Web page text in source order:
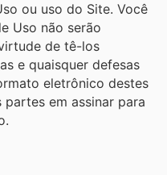
ou uso do Site. Você
Uso não serão
de tê-los
e quaisquer defesas
eletrônico destes
em assinar para